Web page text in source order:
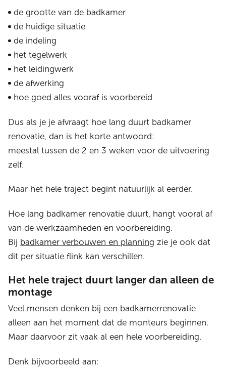
de grootte van de badkamer
de huidige situatie
de indeling
het tegelwerk
het leidingwerk
de afwerking
hoe goed alles vooraf is voorbereid
Dus als je je afvraagt hoe lang duurt badkamer
renovatie, dan is het korte antwoord:
meestal tussen de 2 en 3 weken voor de uitvoering
zelf.
Maar het hele traject begint natuurlijk al eerder.
Hoe lang badkamer renovatie duurt, hangt vooral af
van de werkzaamheden en voorbereiding.
Bij badkamer verbouwen en planning zie je ook dat
dit per situatie flink kan verschillen.
Het hele traject duurt langer dan alleen de
montage
Veel mensen denken bij een badkamerrenovatie
alleen aan het moment dat de monteurs beginnen.
Maar daarvoor zit vaak al een hele voorbereiding.
Denk bijvoorbeeld aan: